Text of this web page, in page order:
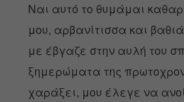
Ναι αυτό το θυμάμαι
μου, αρβανίτισσα και
με έβγαζε στην αυλή του
ξημερώματα της
χαράξει, μου έλεγε να